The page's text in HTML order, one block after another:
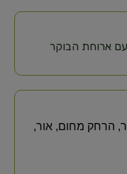
עם ארוחת הבוקר
הרחק מחום, אור,